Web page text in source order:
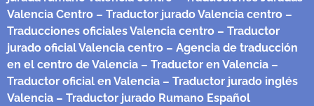
Valencia Centro – Traductor jurado Valencia centro –
Traducciones oficiales Valencia centro – Traductor
jurado oficial Valencia centro – Agencia de traducción
en el centro de Valencia – Traductor en Valencia –
Traductor oficial en Valencia – Traductor jurado inglés
Valencia – Traductor jurado Rumano Español